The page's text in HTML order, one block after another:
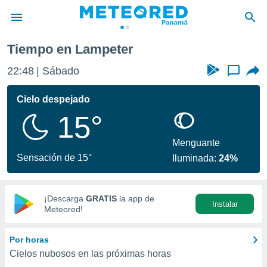
de
ha
calidad.
a este
las
y
digital
basada
Tiempo en Lampeter
22:48 Sábado ...
Cielo despejado
15°
Sensación de 15°
Menguante
Iluminada:24%
¡Descarga GRATIS la app de
Meteored!
Instalar
Por horas
Cielos nubosos en las próximas horas